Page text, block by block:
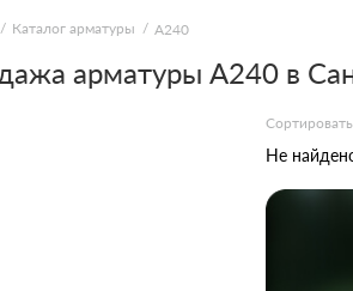
в каталог
Каталог арматуры А240
арматуры А240 в
Не